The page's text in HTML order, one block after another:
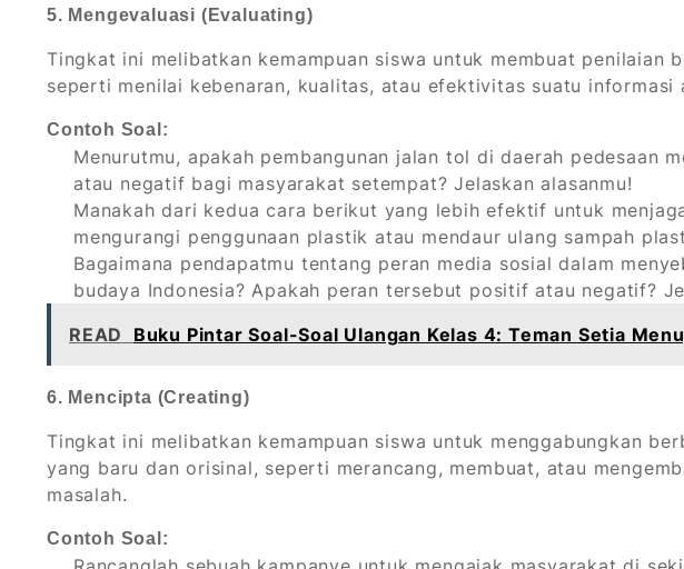
5. Mengevaluasi (Evaluating)
Tingkat ini melibatkan kemampuan siswa untuk membuat penilaian
seperti menilai kebenaran, kualitas, atau efektivitas suatu informasi
Contoh Soal:
Menurutmu, apakah pembangunan jalan tol di daerah pedesaan
atau negatif bagi masyarakat setempat? Jelaskan alasanmu!
Manakah dari kedua cara berikut yang lebih efektif untuk
mengurangi penggunaan plastik atau mendaur ulang sampah
Bagaimana pendapatmu tentang peran media sosial dalam
budaya Indonesia? Apakah peran tersebut positif atau negatif?
READ
Buku Pintar Soal-Soal Ulangan Kelas 4: Teman Setia
6. Mencipta (Creating)
Tingkat ini melibatkan kemampuan siswa untuk menggabungkan
yang baru dan orisinal, seperti merancang, membuat, atau
masalah.
Contoh Soal: